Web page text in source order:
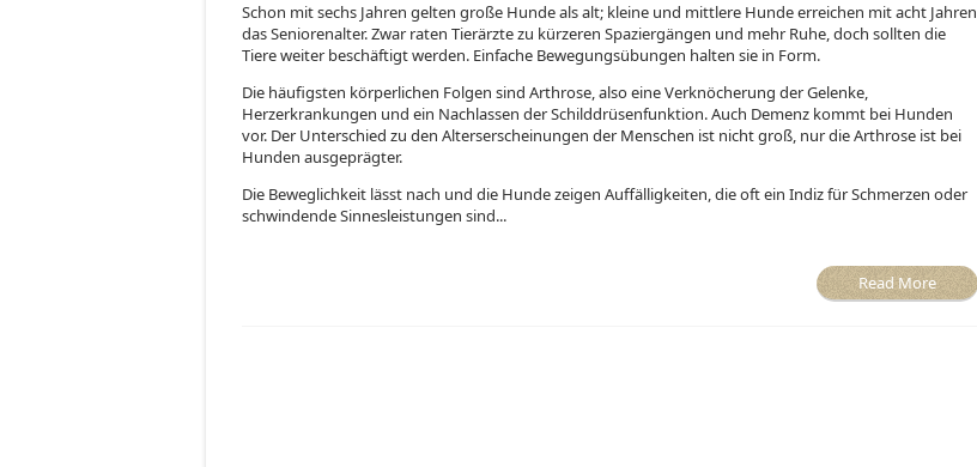
Schon mit sechs Jahren gelten große Hunde als alt; kleine und mittlere Hunde erreichen mit acht Jahren
das Seniorenalter. Zwar raten Tierärzte zu kürzeren Spaziergängen und mehr Ruhe, doch sollten die
Tiere weiter beschäftigt werden. Einfache Bewegungsübungen halten sie in Form.
Die häufigsten körperlichen Folgen sind Arthrose, also eine Verknöcherung der Gelenke,
Herzerkrankungen und ein Nachlassen der Schilddrüsenfunktion. Auch Demenz kommt bei Hunden
vor. Der Unterschied zu den Alterserscheinungen der Menschen ist nicht groß, nur die Arthrose ist bei
Hunden ausgeprägter.
Die Beweglichkeit lässt nach und die Hunde zeigen Auffälligkeiten, die oft ein Indiz für Schmerzen oder
schwindende Sinnesleistungen sind...
Read More